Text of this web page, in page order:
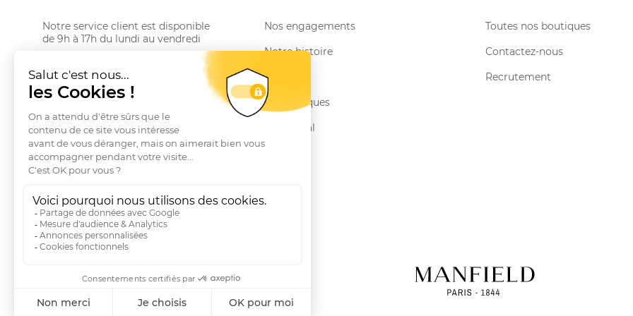
Notre service client est disponible
de 9h à 17h du lundi au vendredi
Email serviceclient@manbow.fr
Téléphone01 78 35 10 20
Conditions générales des promotions
Conditions générales de vente
Questions fréquentes
Livraisons et Retours
RGPD
Nos engagements
Notre histoire
Le Club
Nos marques
Le Journal
Toutes nos boutiques
Contactez-nous
Recrutement